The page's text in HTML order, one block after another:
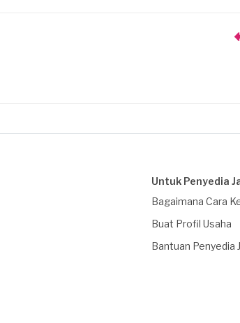
Untuk Penyedia
Bagaimana Cara
Buat Profil Usaha
Bantuan Penyedia